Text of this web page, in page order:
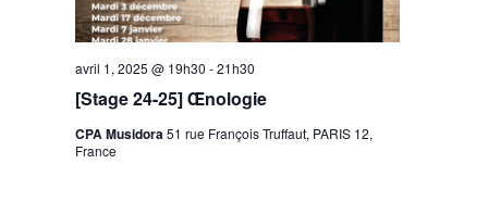
[Stage 24-25] Œnologie
avril 1, 2025 @ 19h30 -21h30
CPA Musidora51 rue François Truffaut, PARIS 12,
France